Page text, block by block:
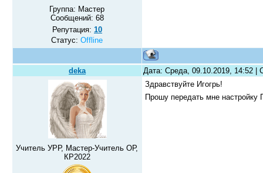
Группа: Мастер
Сообщений: 68
Репутация: 10
Статус:Offline
deka Дата: Среда, 09.10.2019, 14:52 |
Учитель УРР, Мастер-Учитель ОР,
КР2022
Здравствуйте Игогрь!
Прошу передать мне